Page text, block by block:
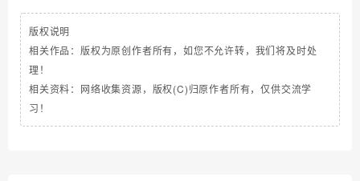
版权说明
相关作品：版权为原创作者所有，如您不允许转，我们将及时处
理！
相关资料：网络收集资源，版权(C)归原作者所有，仅供交流学
习！